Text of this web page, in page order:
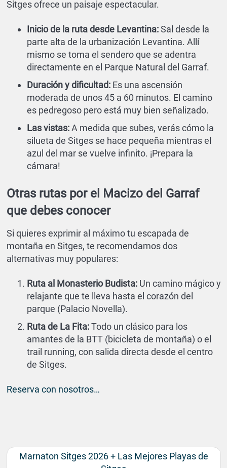
Sitges ofrece un paisaje espectacular.
Inicio de la ruta desde Levantina:Sal desde la
parte alta de la urbanización Levantina. Allí
mismo se toma el sendero que se adentra
directamente en el Parque Natural del Garraf.
Duración y dificultad:Es una ascensión
moderada de unos 45 a 60 minutos. El camino
es pedregoso pero está muy bien señalizado.
Las vistas:A medida que subes, verás cómo la
silueta de Sitges se hace pequeña mientras el
azul del mar se vuelve infinito. ¡Prepara la
cámara!
Otras rutas por el Macizo del Garraf
que debes conocer
Si quieres exprimir al máximo tu escapada de
montaña en Sitges, te recomendamos dos
alternativas muy populares:
Ruta al Monasterio Budista:Un camino mágico y
relajante que te lleva hasta el corazón del
parque (Palacio Novella).
Ruta de La Fita:Todo un clásico para los
amantes de la BTT (bicicleta de montaña) o el
trail running, con salida directa desde el centro
de Sitges.
Reserva con nosotros…
Marnaton Sitges 2026 + Las Mejores Playas de